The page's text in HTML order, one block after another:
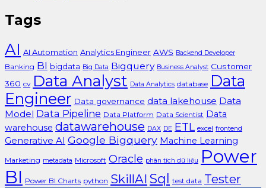
Tags
AI AI Automation Analytics Engineer AWS Backend Developer
Banking BI bigdata Big Data Bigquery Business Analyst Customer
360 cv Data Analyst Data Analytics database Data
Engineer Data governance data lakehouse Data
Model Data Pipeline Data Platform Data Scientist Data
warehouse datawarehouse DAX DE ETL excel frontend
Generative AI Google Bigquery Machine Learning
Marketing metadata Microsoft Oracle phân tích dữ liệu
Power
BI Power BI Charts python SkillAI Sql test data Tester